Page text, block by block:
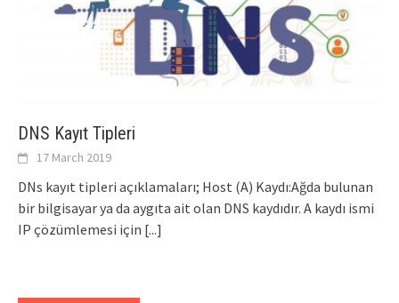
DNS Kayıt Tipleri
17 March 2019
DNs kayıt tipleri açıklamaları; Host (A) Kaydı:Ağda bulunan
bir bilgisayar ya da aygıta ait olan DNS kaydıdır. A kaydı ismi
IP çözümlemesi için [...]